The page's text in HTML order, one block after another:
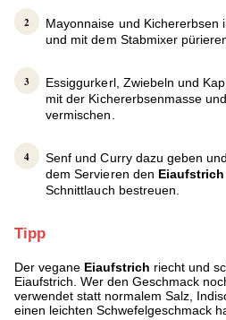
Mayonnaise und Kichererbsen
und mit dem Stabmixer
Essiggurkerl, Zwiebeln und
mit der Kichererbsenmasse
vermischen.
Senf und Curry dazu geben
dem Servieren den Eiaufstrich
Schnittlauch bestreuen.
Tipp
Der vegane Eiaufstrich riecht und
Eiaufstrich. Wer den Geschmack
verwendet statt normalem Salz,
einen leichten Schwefelgeschmack